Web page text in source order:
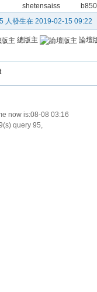
shetensaiss
人發生在 2019-02-15 09:22
總版主
論壇
now is:08-08 03:16
query 95,